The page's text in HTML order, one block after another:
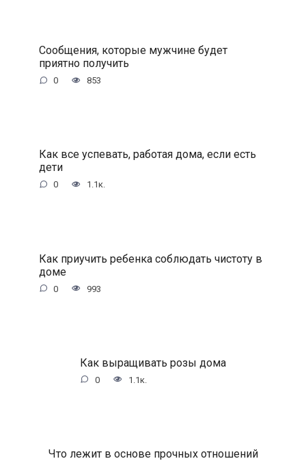
Сообщения, которые мужчине будет
приятно получить
0 853
Как все успевать, работая дома, если есть
дети
0 1.1к.
Как приучить ребенка соблюдать чистоту в
доме
0 993
Как выращивать розы дома
0 1.1к.
Что лежит в основе прочных отношений